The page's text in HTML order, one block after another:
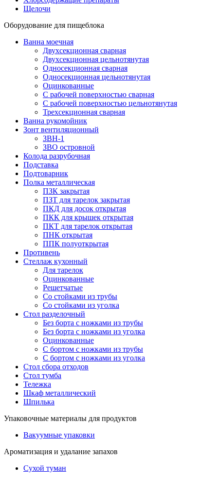
Щелочи
Оборудование для пищеблока
Ванна моечная
Двухсекционная сварная
Двухсекционная цельнотянутая
Односекционная сварная
Односекционная цельнотянутая
Оцинкованные
С рабочей поверхностью сварная
С рабочей поверхностью цельнотянутая
Трехсекционная сварная
Ванна рукомойник
Зонт вентиляционный
ЗВН-1
ЗВО островной
Колода разрубочная
Подставка
Подтоварник
Полка металлическая
ПЗК закрытая
ПЗТ для тарелок закрытая
ПКД для досок открытая
ПКК для крышек открытая
ПКТ для тарелок открытая
ПНК открытая
ППК полуоткрытая
Противень
Стеллаж кухонный
Для тарелок
Оцинкованные
Решетчатые
Со стойками из трубы
Со стойками из уголка
Стол разделочный
Без борта с ножками из трубы
Без борта с ножками из уголка
Оцинкованные
С бортом с ножками из трубы
С бортом с ножками из уголка
Стол сбора отходов
Стол тумба
Тележка
Шкаф металлический
Шпилька
Упаковочные материалы для продуктов
Вакуумные упаковки
Ароматизация и удалание запахов
Сухой туман